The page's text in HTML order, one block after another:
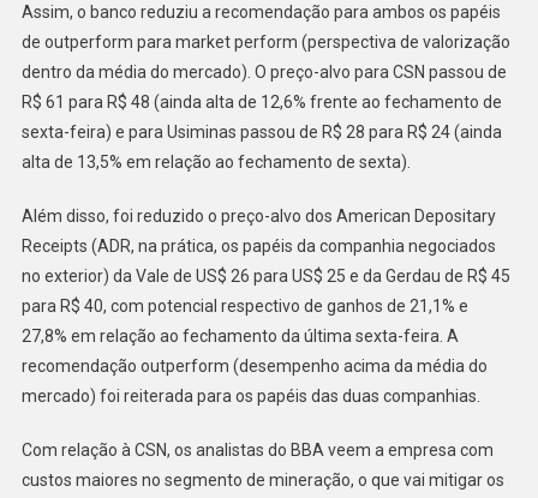
Assim, o banco reduziu a recomendação para ambos os papéis
de outperform para market perform (perspectiva de valorização
dentro da média do mercado). O preço-alvo para CSN passou de
R$ 61 para R$ 48 (ainda alta de 12,6% frente ao fechamento de
sexta-feira) e para Usiminas passou de R$ 28 para R$ 24 (ainda
alta de 13,5% em relação ao fechamento de sexta).
Além disso, foi reduzido o preço-alvo dos American Depositary
Receipts (ADR, na prática, os papéis da companhia negociados
no exterior) da Vale de US$ 26 para US$ 25 e da Gerdau de R$ 45
para R$ 40, com potencial respectivo de ganhos de 21,1% e
27,8% em relação ao fechamento da última sexta-feira. A
recomendação outperform (desempenho acima da média do
mercado) foi reiterada para os papéis das duas companhias.
Com relação à CSN, os analistas do BBA veem a empresa com
custos maiores no segmento de mineração, o que vai mitigar os